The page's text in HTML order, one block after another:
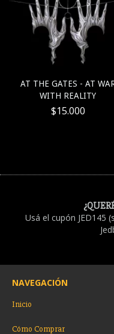
AT THE GATES - AT
WITH REALITY
$15.000
Usá el cupón JED145
NAVEGACIÓN
Inicio
Cómo Comprar